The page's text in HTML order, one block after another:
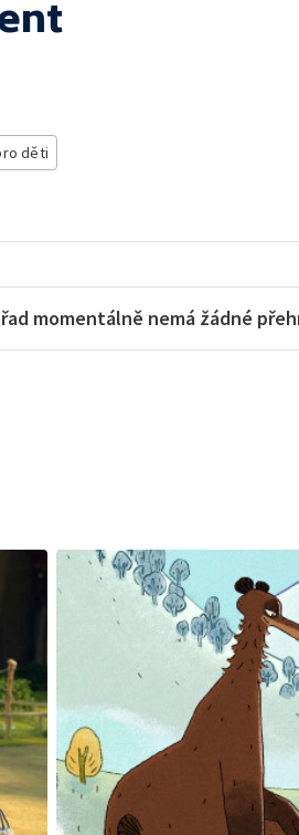
děti
momentálně nemá žádné